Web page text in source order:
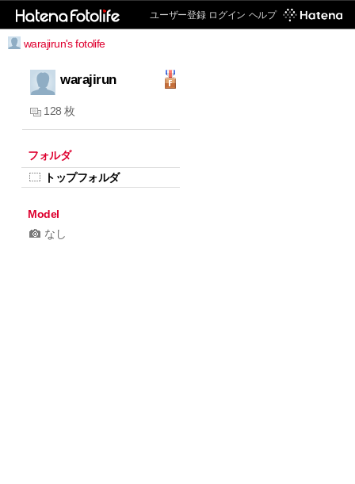
ユーザー登録 ログイン ヘルプ
warajirun's fotolife
warajirun
128 枚
フォルダ
トップフォルダ
Model
なし